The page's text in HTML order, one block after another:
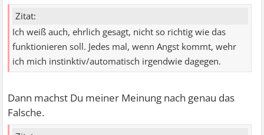
Zitat:
Ich weiß auch, ehrlich gesagt, nicht so richtig wie das
funktionieren soll. Jedes mal, wenn Angst kommt, wehr
ich mich instinktiv/automatisch irgendwie dagegen.
Dann machst Du meiner Meinung nach genau das
Falsche.